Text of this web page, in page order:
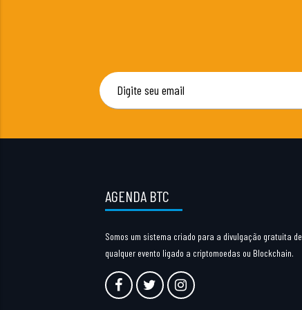
AGENDA BTC
Somos um sistema criado para a divulgação gratuita de
qualquer evento ligado a criptomoedas ou Blockchain.